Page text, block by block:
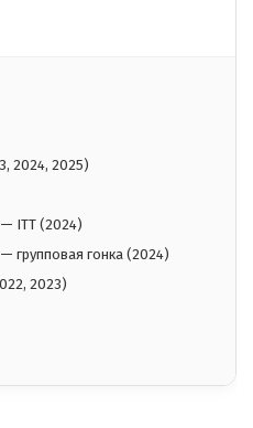
2024, 2025)
ITT (2024)
групповая гонка (2024)
2023)